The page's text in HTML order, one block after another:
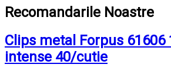
Recomandarile Noastre
Clips metal Forpus
intense 40/cutie